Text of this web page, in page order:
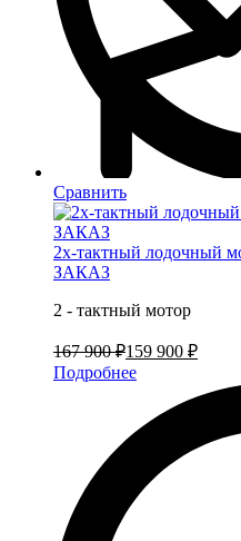
Сравнить
2х-тактный лодочный
ЗАКАЗ
2 - тактный мотор
167 900 ₽159 900 ₽
Подробнее